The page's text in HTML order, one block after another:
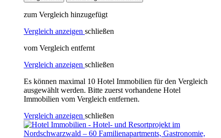
zum Vergleich hinzugefügt
Vergleich anzeigen schließen
vom Vergleich entfernt
Vergleich anzeigen schließen
Es können maximal 10 Hotel Immobilien für den Vergleich
ausgewählt werden. Bitte zuerst vorhandene Hotel
Immobilien vom Vergleich entfernen.
Vergleich anzeigen schließen